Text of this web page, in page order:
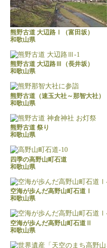
熊野古道 大辺路Ⅰ（富田坂）
和歌山県
熊野古道 大辺路Ⅲ（長井坂）
和歌山県
熊野古道（速玉大社～那智大社）
和歌山県
熊野古道 祭り
和歌山県
四季の高野山町石道
和歌山県
空海が歩んだ高野山町石道Ⅰ
和歌山県
空海が歩んだ高野山町石道Ⅱ
和歌山県